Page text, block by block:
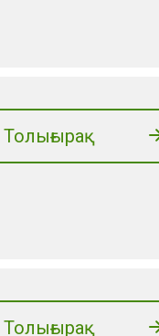
Толығырақ
Толығырақ